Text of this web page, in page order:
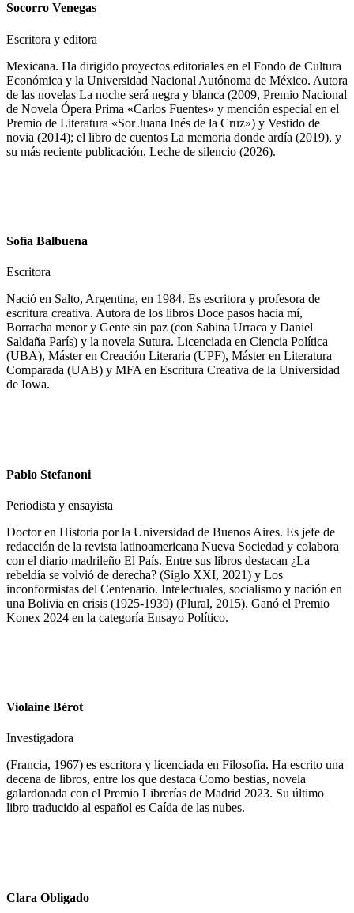
Socorro Venegas
Escritora y editora
Mexicana. Ha dirigido proyectos editoriales en el Fondo de Cultura
Económica y la Universidad Nacional Autónoma de México. Autora
de las novelas La noche será negra y blanca (2009, Premio Nacional
de Novela Ópera Prima «Carlos Fuentes» y mención especial en el
Premio de Literatura «Sor Juana Inés de la Cruz») y Vestido de
novia (2014); el libro de cuentos La memoria donde ardía (2019), y
su más reciente publicación, Leche de silencio (2026).
Sofía Balbuena
Escritora
Nació en Salto, Argentina, en 1984. Es escritora y profesora de
escritura creativa. Autora de los libros Doce pasos hacia mí,
Borracha menor y Gente sin paz (con Sabina Urraca y Daniel
Saldaña París) y la novela Sutura. Licenciada en Ciencia Política
(UBA), Máster en Creación Literaria (UPF), Máster en Literatura
Comparada (UAB) y MFA en Escritura Creativa de la Universidad
de Iowa.
Pablo Stefanoni
Periodista y ensayista
Doctor en Historia por la Universidad de Buenos Aires. Es jefe de
redacción de la revista latinoamericana Nueva Sociedad y colabora
con el diario madrileño El País. Entre sus libros destacan ¿La
rebeldía se volvió de derecha? (Siglo XXI, 2021) y Los
inconformistas del Centenario. Intelectuales, socialismo y nación en
una Bolivia en crisis (1925-1939) (Plural, 2015). Ganó el Premio
Konex 2024 en la categoría Ensayo Político.
Violaine Bérot
Investigadora
(Francia, 1967) es escritora y licenciada en Filosofía. Ha escrito una
decena de libros, entre los que destaca Como bestias, novela
galardonada con el Premio Librerías de Madrid 2023. Su último
libro traducido al español es Caída de las nubes.
Clara Obligado